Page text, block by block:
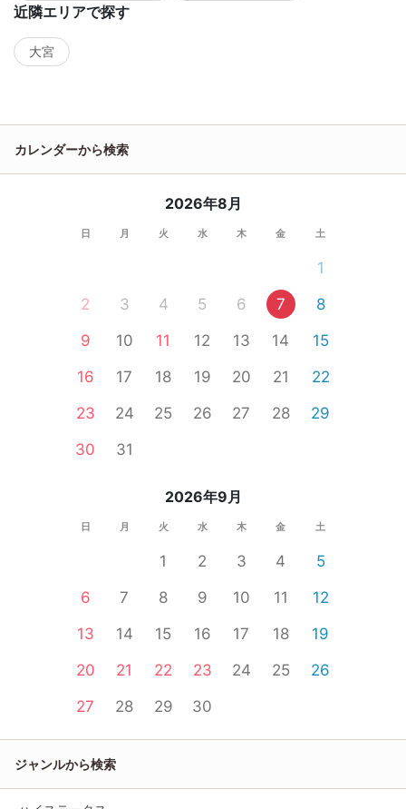
近隣エリアで探す
大宮
カレンダーから検索
2026年8月
日 月 火 水 木 金 土
1
2
3 4 5 6 7
8
9
10 11 12 13 14
15
16
17 18 19 20 21
22
23
24 25 26 27 28
29
30
31
2026年9月
日 月 火 水 木 金 土
1 2 3 4
5
6
7 8 9 10 11
12
13
14 15 16 17 18
19
20
21 22 23 24 25
26
27
28 29 30
ジャンルから検索